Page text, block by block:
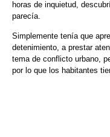
horas de inquietud,
parecía.
Simplemente tenía que
detenimiento, a prestar
tema de conflicto urbano,
por lo que los habitantes